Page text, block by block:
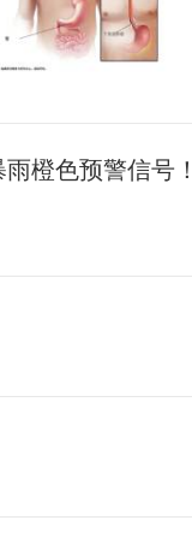
橙色预警信号！